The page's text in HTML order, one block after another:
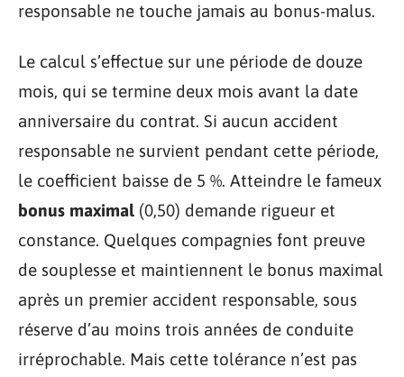
responsable ne touche jamais au bonus-malus.
Le calcul s’effectue sur une période de douze
mois, qui se termine deux mois avant la date
anniversaire du contrat. Si aucun accident
responsable ne survient pendant cette période,
le coefficient baisse de 5 %. Atteindre le fameux
bonus maximal (0,50) demande rigueur et
constance. Quelques compagnies font preuve
de souplesse et maintiennent le bonus maximal
après un premier accident responsable, sous
réserve d’au moins trois années de conduite
irréprochable. Mais cette tolérance n’est pas